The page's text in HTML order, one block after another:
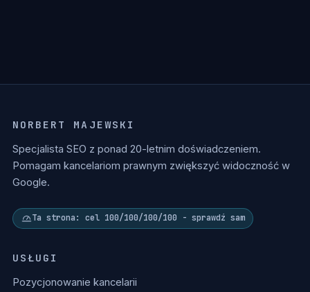
NORBERT MAJEWSKI
Specjalista SEO z ponad 20-letnim doświadczeniem.
Pomagam kancelariom prawnym zwiększyć widoczność w
Google.
Ta strona: cel 100/100/100/100 - sprawdź sam
USŁUGI
Pozycjonowanie kancelarii